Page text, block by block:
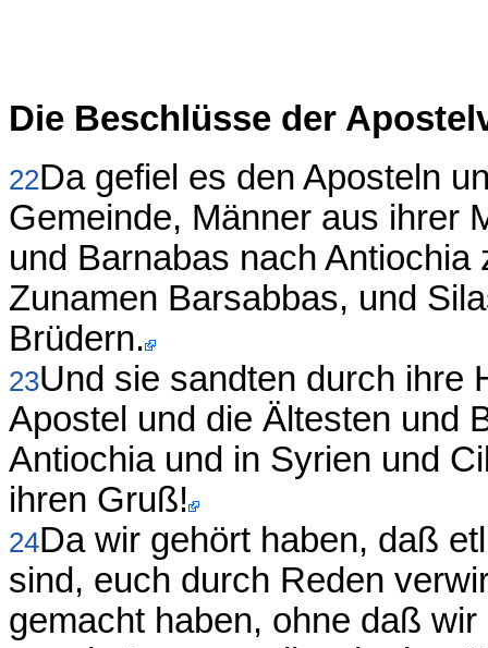
Die Beschlüsse der
22Da gefiel es den Aposteln
Gemeinde, Männer aus ihrer
und Barnabas nach
Zunamen Barsabbas, und
Brüdern.
23Und sie sandten durch ihre
Apostel und die Ältesten und
Antiochia und in Syrien und
ihren Gruß!
24Da wir gehört haben, daß
sind, euch durch Reden
gemacht haben, ohne daß